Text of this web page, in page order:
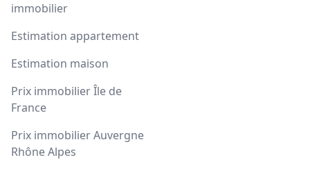
immobilier
Estimation appartement
Estimation maison
Prix immobilier Île de
France
Prix immobilier Auvergne
Rhône Alpes